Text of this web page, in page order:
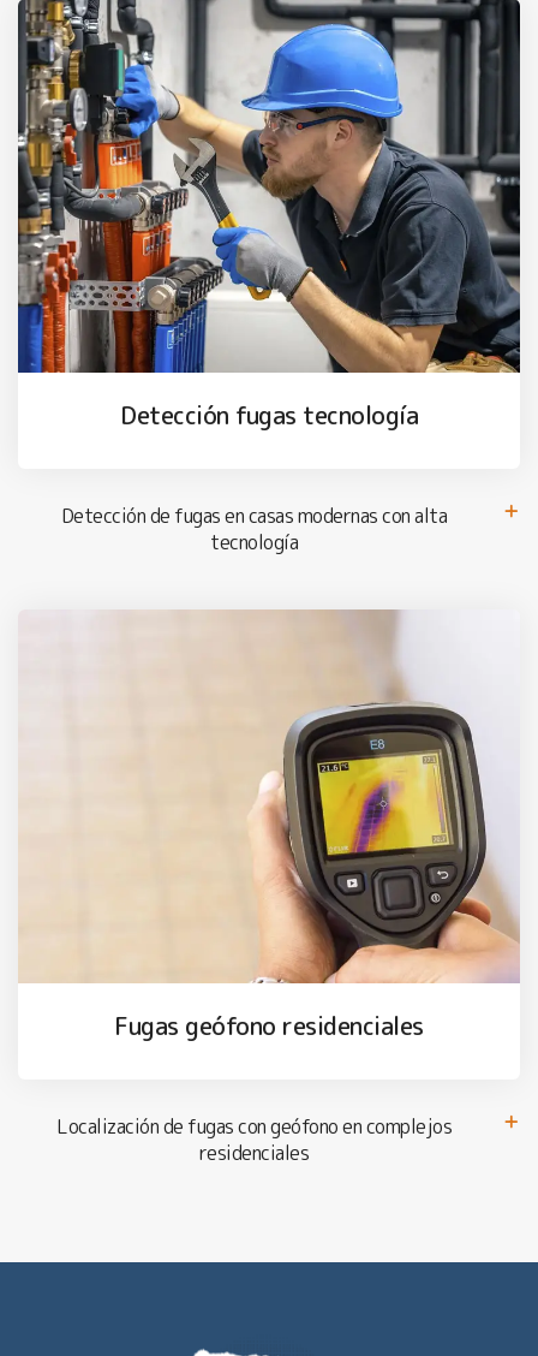
Detección fugas tecnología
Detección de fugas en casas modernas con alta
tecnología
Fugas geófono residenciales
Localización de fugas con geófono en complejos
residenciales